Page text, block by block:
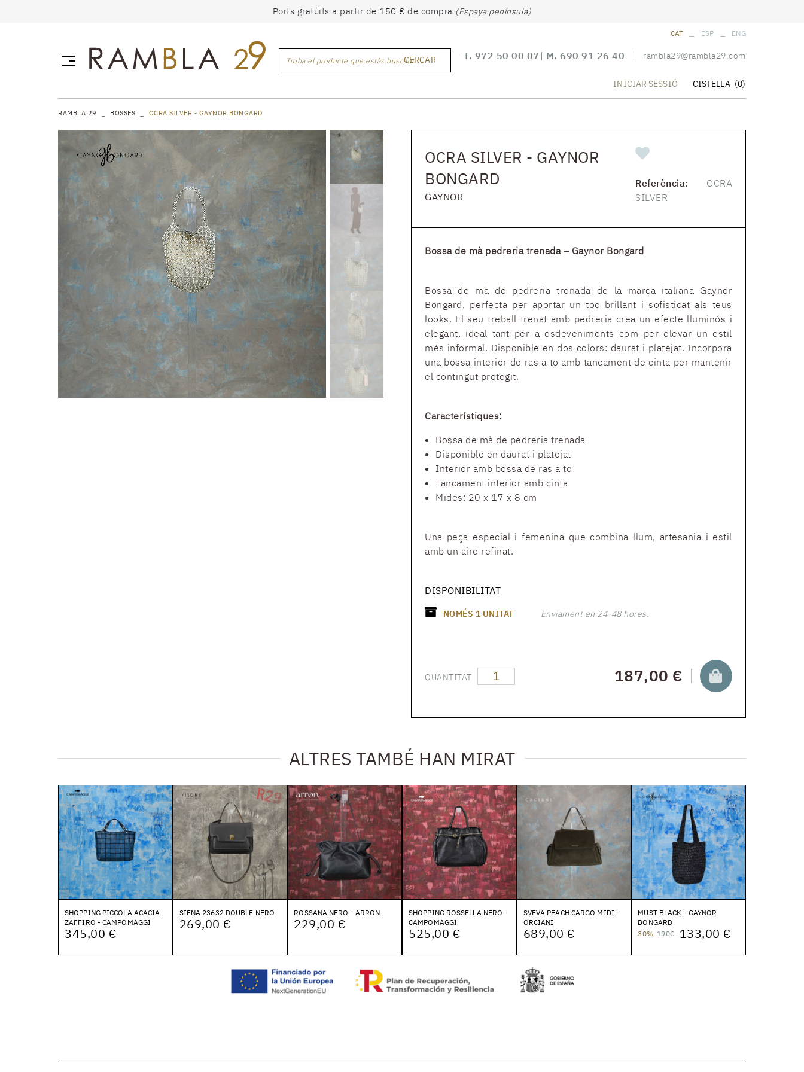
Ports gratuïts a partir de 150 € de compra (Espaya península)
Troba el producte que estàs buscant ...
CERCAR
CAT ESP ENG
T. 972 50 00 07 | M. 690 91 26 40 rambla29@rambla29.com
INICIAR SESSIÓ CISTELLA (0)
RAMBLA 29 BOSSES OCRA SILVER - GAYNOR BONGARD
OCRA SILVER - GAYNOR
BONGARD
GAYNOR
Referència: OCRA
SILVER
Bossa de mà pedreria trenada – Gaynor Bongard
Bossa de mà de pedreria trenada de la marca italiana Gaynor
Bongard, perfecta per aportar un toc brillant i sofisticat als teus
looks. El seu treball trenat amb pedreria crea un efecte lluminós i
elegant, ideal tant per a esdeveniments com per elevar un estil
més informal. Disponible en dos colors: daurat i platejat. Incorpora
una bossa interior de ras a to amb tancament de cinta per mantenir
el contingut protegit.
Característiques:
Bossa de mà de pedreria trenada
Disponible en daurat i platejat
Interior amb bossa de ras a to
Tancament interior amb cinta
Mides: 20 x 17 x 8 cm
Una peça especial i femenina que combina llum, artesania i estil
amb un aire refinat.
DISPONIBILITAT
NOMÉS 1 UNITAT Enviament en 24-48 hores.
QUANTITAT 187,00 €
ALTRES TAMBÉ HAN MIRAT
SHOPPING PICCOLA ACACIA
ZAFFIRO - CAMPOMAGGI
345,00 €
SIENA 23632 DOUBLE NERO
269,00 €
ROSSANA NERO - ARRON
229,00 €
SHOPPING ROSSELLA NERO -
CAMPOMAGGI
525,00 €
SVEVA PEACH CARGO MIDI –
ORCIANI
689,00 €
MUST BLACK - GAYNOR
BONGARD
30% 190€ 133,00 €